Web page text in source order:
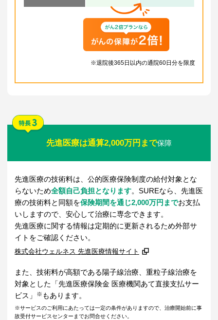
※退院後365日以内の通院60日分を限度
先進医療は通算2,000万円まで保障
先進医療の技術料は、公的医療保険制度の給付対象とな
らないため全額自己負担となります。SUREなら、先進医
療の技術料と同額を保険期間を通じ2,000万円までお支払
いしますので、安心して治療に専念できます。
先進医療に関する情報は定期的に更新されるため外部サ
イトをご確認ください。
株式会社ウェルネス 先進医療情報サイト
また、技術料が高額である陽子線治療、重粒子線治療を
対象とした「先進医療保険金 医療機関あて直接支払サー
ビス」
※ もあります。
※サービスのご利用にあたっては一定の条件がありますので、治療開始前に事
故受付サービスセンターまでお問合せください。